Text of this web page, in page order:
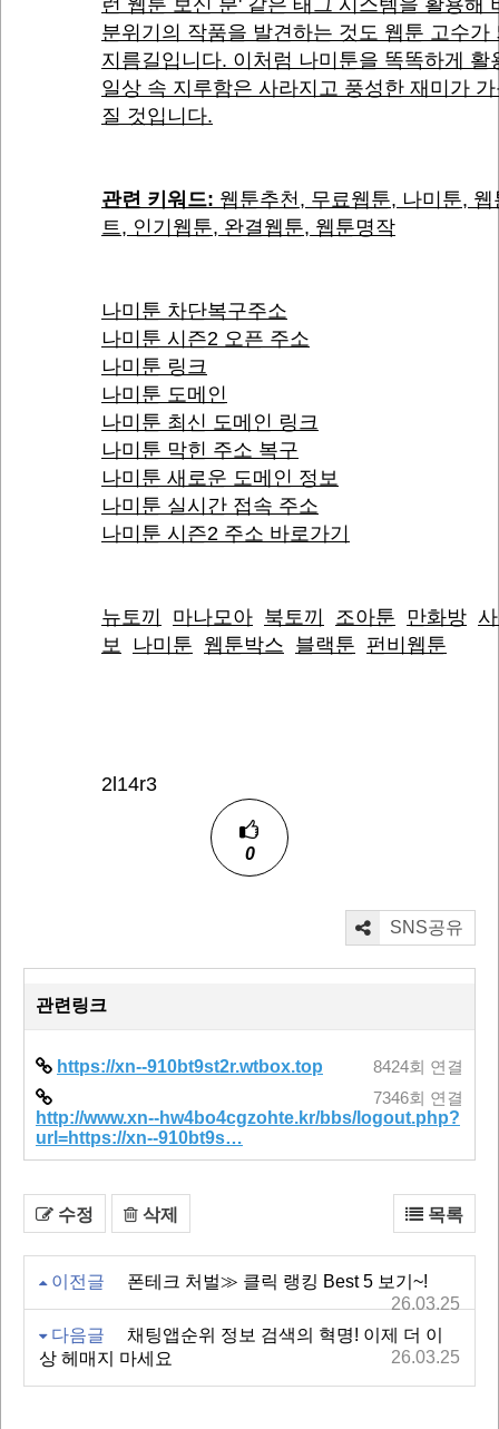
런 웹툰 보신 분' 같은 태그 시스템을 활용해
분위기의 작품을 발견하는 것도 웹툰 고수가
지름길입니다. 이처럼 나미툰을 똑똑하게 활
일상 속 지루함은 사라지고 풍성한 재미가
질 것입니다.
관련 키워드: 웹툰추천, 무료웹툰, 나미툰, 웹
트, 인기웹툰, 완결웹툰, 웹툰명작
나미툰 차단복구주소
나미툰 시즌2 오픈 주소
나미툰 링크
나미툰 도메인
나미툰 최신 도메인 링크
나미툰 막힌 주소 복구
나미툰 새로운 도메인 정보
나미툰 실시간 접속 주소
나미툰 시즌2 주소 바로가기
뉴토끼 마나모아 북토끼 조아툰 만화방
보
나미툰 웹툰박스 블랙툰 펀비웹툰
2l14r3
0
SNS공유
관련링크
https://xn--910bt9st2r.wtbox.top 8424회 연결
http://www.xn--hw4bo4cgzohte.kr/bbs/logout.php?
url=https://xn--910bt9s…
7346회 연결
수정 삭제 목록
이전글
폰테크 처벌≫ 클릭 랭킹 Best 5 보기~!
26.03.25
다음글
채팅앱순위 정보 검색의 혁명! 이제 더 이
상 헤매지 마세요
26.03.25